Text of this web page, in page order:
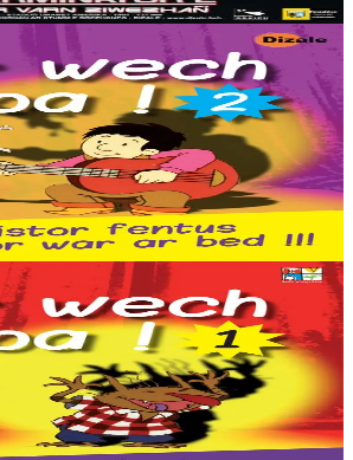
15,00 €
aux enfants entre 2 et 8 ans. Elles sont
des comédiens et dessinateurs différents,
de tous....
aux enfants entre 2 et 8 ans. Elles sont
des comédiens et dessinateurs différents,
de tous....